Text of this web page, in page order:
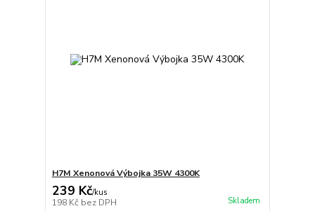
H7M Xenonová Výbojka 35W 4300K
239 Kč/kus
198 Kč bez DPH Skladem